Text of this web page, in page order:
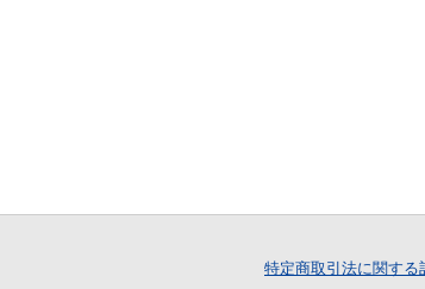
特定商取引法に関する